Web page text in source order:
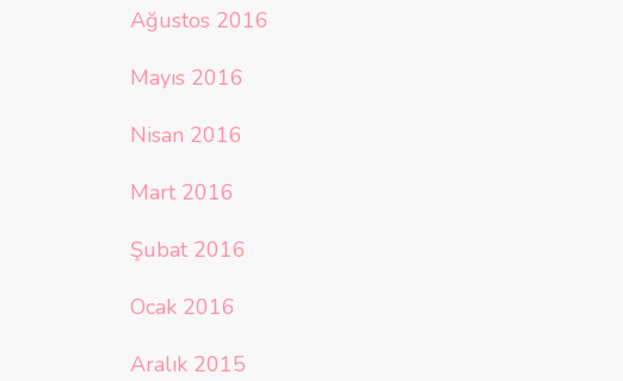
Ağustos 2016
Mayıs 2016
Nisan 2016
Mart 2016
Şubat 2016
Ocak 2016
Aralık 2015